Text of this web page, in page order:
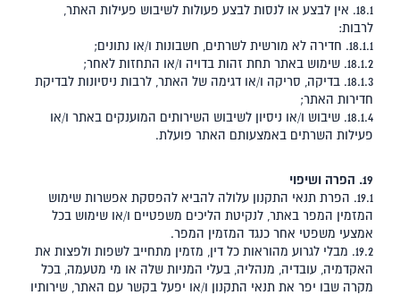
18.1. אין לבצע או לנסות לבצע פעולות לשיבוש פעילות האתר,
לרבות:
18.1.1. חדירה לא מורשית לשרתים, חשבונות ו/או נתונים;
18.1.2. שימוש באתר תחת זהות בדויה ו/או התחזות לאחר;
18.1.3. בדיקה, סריקה ו/או דגימה של האתר, לרבות ניסיונות לבדיקת
חדירות האתר;
18.1.4. שיבוש ו/או ניסיון לשיבוש השירותים המוענקים באתר ו/או
פעילות השרתים באמצעותם האתר פועלת.
19. הפרה ושיפוי
19.1. הפרת תנאי התקנון עלולה להביא להפסקת אפשרות שימוש
המזמין המפר באתר, לנקיטת הליכים משפטיים ו/או שימוש בכל
אמצעי משפטי אחר כנגד המזמין המפר.
19.2. מבלי לגרוע מהוראות כל דין, מזמין מתחייב לשפות ולפצות את
האקדמיה, עובדיה, מנהליה, בעלי המניות שלה או מי מטעמה, בכל
מקרה שבו יפר את תנאי התקנון ו/או יפעל בקשר עם האתר, שירותיו